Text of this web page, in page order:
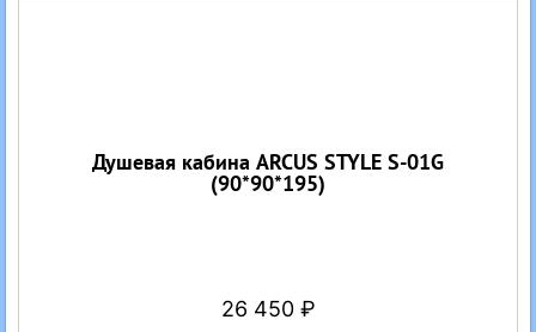
Душевая кабина ARCUS STYLE S-01G
(90*90*195)
26 450 ₽